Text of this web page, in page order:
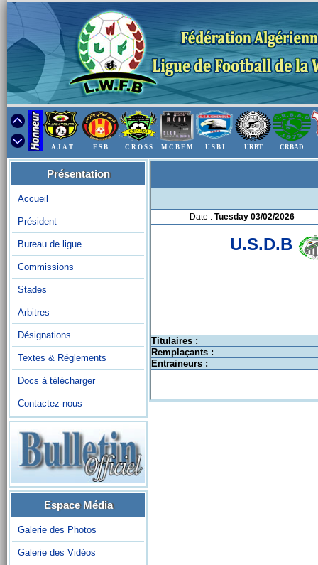
A.J.A.T E.S.B C.R O.S.S M.C.B.E.M U.S.B.I URBT CRBAD
Présentation
Accueil
Président
Bureau de ligue
Commissions
Stades
Arbitres
Désignations
Textes & Réglements
Docs à télécharger
Contactez-nous
Espace Média
Galerie des Photos
Galerie des Vidéos
Date : Tuesday 03/02/2026
U.S.D.B
Titulaires :
Remplaçants :
Entraineurs :